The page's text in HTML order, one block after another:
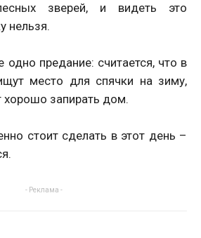
зверей, и видеть это
нельзя.
одно предание: считается, что в
место для спячки на зиму,
хорошо запирать дом.
стоит сделать в этот день –
- Реклама -